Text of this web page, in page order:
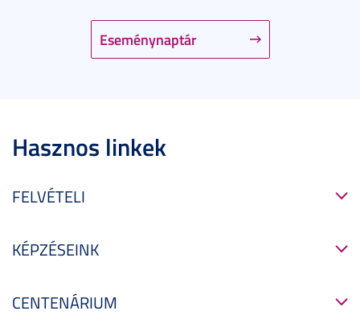
Eseménynaptár
Hasznos linkek
FELVÉTELI
KÉPZÉSEINK
CENTENÁRIUM